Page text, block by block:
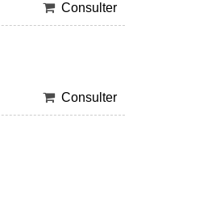
Consulter
Consulter